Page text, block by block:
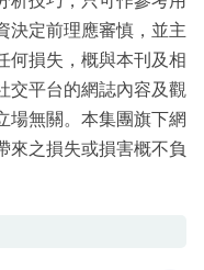
決定前理應審慎，並主
何損失，概與本刊及相
交平台的網誌內容及觀
場無關。本集團旗下網
來之損失或損害概不負